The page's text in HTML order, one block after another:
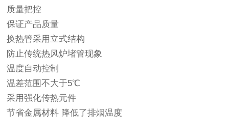
质量把控
保证产品质量
换热管采用立式结构
防止传统热风炉堵管现象
温度自动控制
温差范围不大于5℃
采用强化传热元件
节省金属材料 降低了排烟温度